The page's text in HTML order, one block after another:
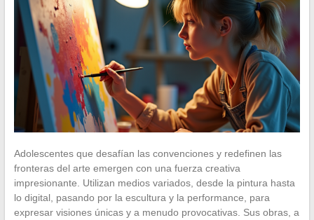
Adolescentes que desafían las convenciones y redefinen las
fronteras del arte emergen con una fuerza creativa
impresionante. Utilizan medios variados, desde la pintura hasta
lo digital, pasando por la escultura y la performance, para
expresar visiones únicas y a menudo provocativas. Sus obras, a